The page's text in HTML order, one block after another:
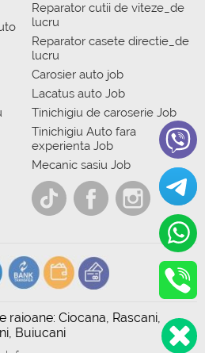
Reparator cutii de viteze_de
lucru
Reparator casete directie_de
lucru
Carosier auto job
Lacatus auto Job
Tinichigiu de caroserie Job
Tinichigiu Auto fara
experienta Job
Mecanic sasiu Job
raioane: Ciocana, Rascani,
Buiucani